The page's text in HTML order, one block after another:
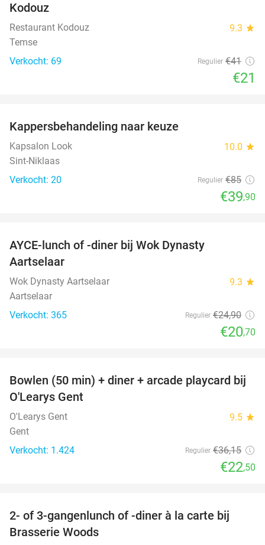
Kodouz
Restaurant Kodouz 9.3 star
Temse
Verkocht: 69
Regulier €41
€21
Kappersbehandeling naar keuze
Kapsalon Look 10.0 star
Sint-Niklaas
Verkocht: 20
Regulier €85
€39,90
AYCE-lunch of -diner bij Wok Dynasty
Aartselaar
Wok Dynasty Aartselaar 9.3 star
Aartselaar
Verkocht: 365
Regulier €24,90
€20,70
38%
Bowlen (50 min) + diner + arcade playcard bij
O'Learys Gent
O'Learys Gent 9.5 star
Gent
Verkocht: 1.424
Regulier €36,15
€22,50
31%
2- of 3-gangenlunch of -diner à la carte bij
Brasserie Woods